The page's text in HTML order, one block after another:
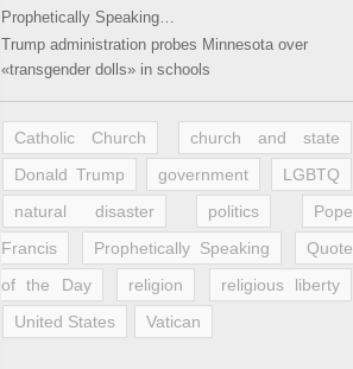
Prophetically Speaking…
Trump administration probes Minnesota over
«transgender dolls» in schools
Catholic Church
church and state
Donald Trump
government
LGBTQ
natural disaster
politics
Pope
Francis
Prophetically Speaking
Quote
of the Day
religion
religious liberty
United States
Vatican